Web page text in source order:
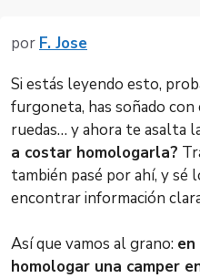
por F. Jose
Si estás leyendo esto,
furgoneta, has soñado
ruedas… y ahora te asalta
a costar homologarla?
también pasé por ahí, y
encontrar información
Así que vamos al grano:
homologar una camper